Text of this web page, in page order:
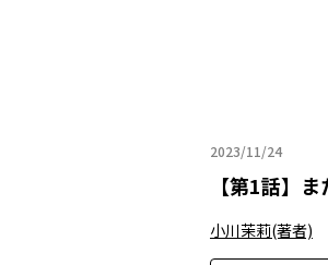
2023/11/24
2023年11月24日
【第1話】
小川茉莉(著者)